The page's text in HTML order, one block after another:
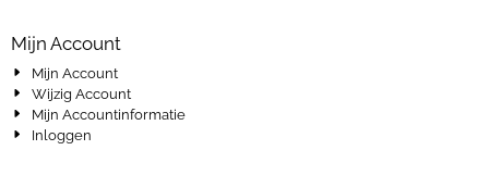
Mijn Account
Mijn Account
Wijzig Account
Mijn Accountinformatie
Inloggen